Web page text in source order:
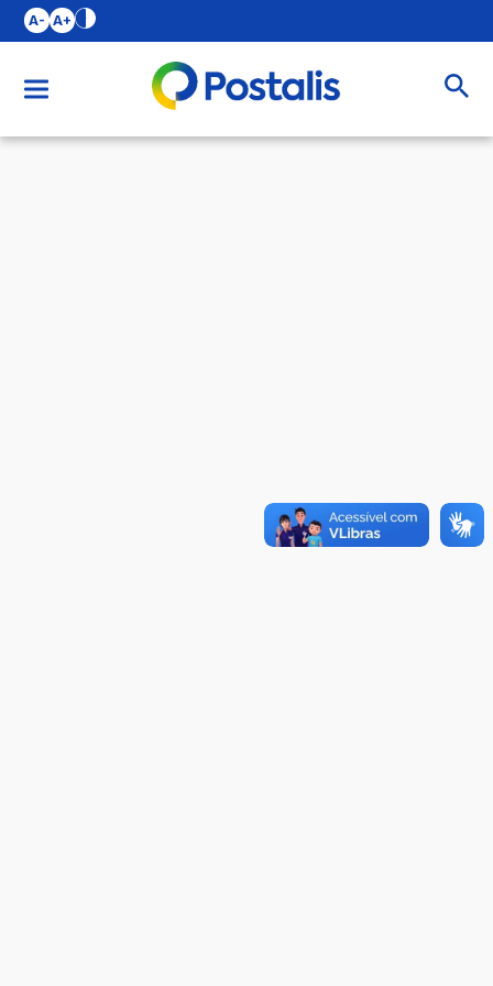
A- A+
Buscar